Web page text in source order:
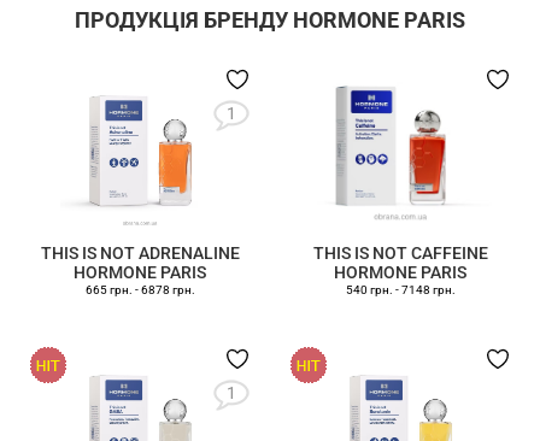
ПРОДУКЦІЯ БРЕНДУ HORMONE PARIS
1
THIS IS NOT ADRENALINE
HORMONE PARIS
665 грн. -6878 грн.
THIS IS NOT CAFFEINE
HORMONE PARIS
540 грн. -7148 грн.
1